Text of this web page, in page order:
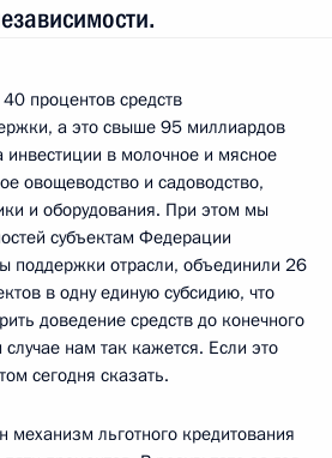
процентов средств
а это свыше 95 миллиардов
инвестиции в молочное и мясное
овощеводство и садоводство,
и оборудования. При этом мы
субъектам Федерации
поддержки отрасли, объединили 26
в одну единую субсидию, что
доведение средств до конечного
нам так кажется. Если это
сегодня сказать.
механизм льготного кредитования